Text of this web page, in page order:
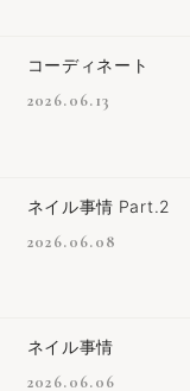
コーディネート
2026.06.13
ネイル事情 Part.2
2026.06.08
ネイル事情
2026.06.06